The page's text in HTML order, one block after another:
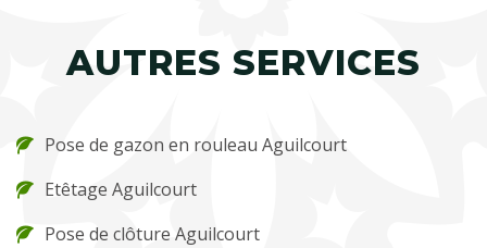
AUTRES SERVICES
Pose de gazon en rouleau Aguilcourt
Etêtage Aguilcourt
Pose de clôture Aguilcourt